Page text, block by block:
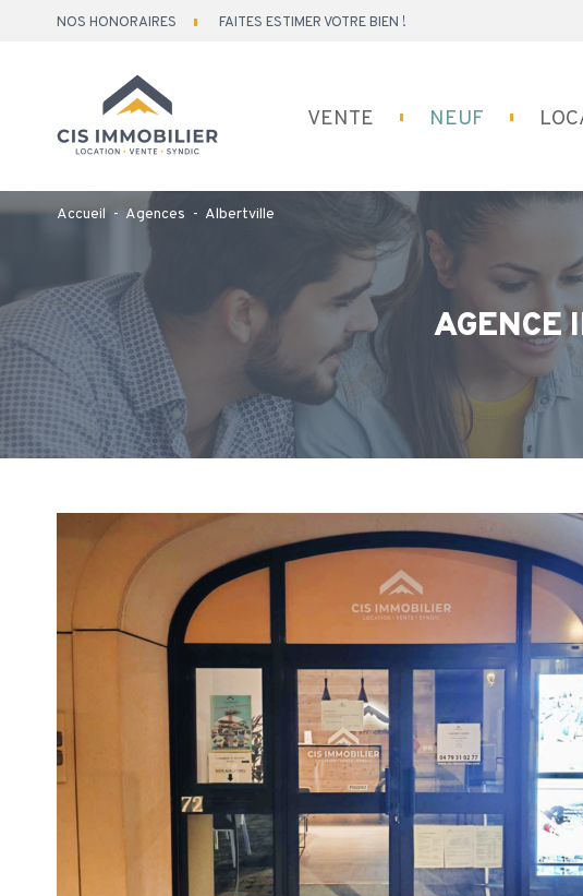
NOS HONORAIRES FAITES ESTIMER VOTRE BIEN !
VENTE NEUF
Accueil - Agences - Albertville
AGENCE